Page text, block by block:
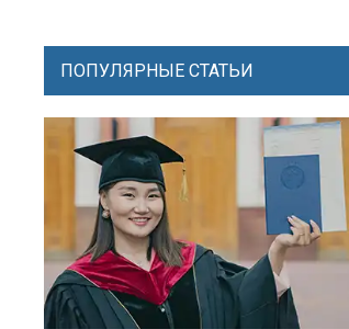
ПОПУЛЯРНЫЕ СТАТЬИ